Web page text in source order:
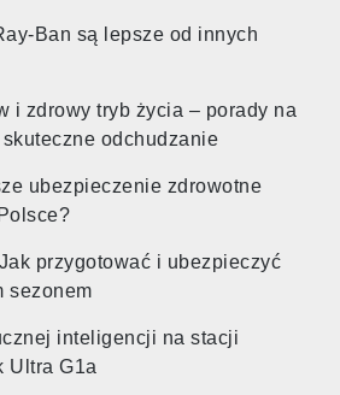
Ban są lepsze od innych
i zdrowy tryb życia – porady na
odchudzanie
ubezpieczenie zdrowotne
przygotować i ubezpieczyć
sezonem
inteligencji na stacji
Ultra G1a